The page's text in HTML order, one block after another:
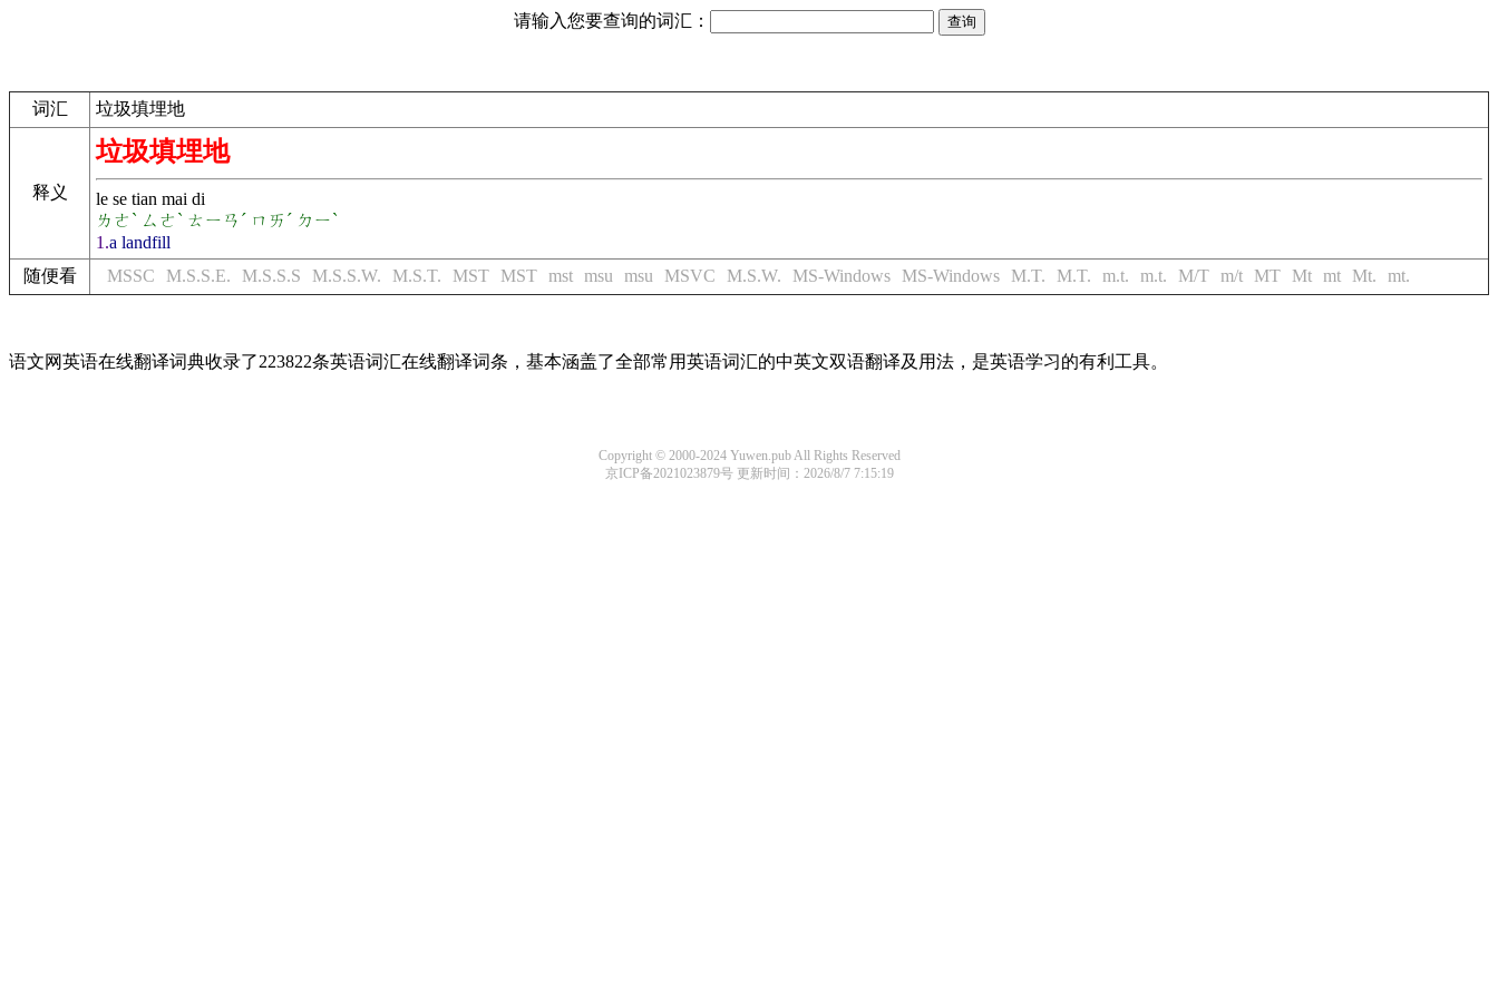
请输入您要查询的词汇：
词汇 垃圾填埋地
释义
垃圾填埋地
le se tian mai di
ㄌㄜˋ ㄙㄜˋ ㄊㄧㄢˊ ㄇㄞˊ ㄉㄧˋ
1.a landfill
随便看
MSSC M.S.S.E. M.S.S.S M.S.S.W. M.S.T. MST MST mst msu msu MSVC M.S.W. MS-Windows MS-Windows M.T. M.T. m.t. m.t. M/T m/t MT Mt mt Mt. mt.
语文网英语在线翻译词典收录了223822条英语词汇在线翻译词条，基本涵盖了全部常用英语词汇的中英文双语翻译及用法，是英语学习的有利工具。
Copyright © 2000-2024 Yuwen.pub All Rights Reserved
京ICP备2021023879号更新时间：2026/8/7 7:15:19